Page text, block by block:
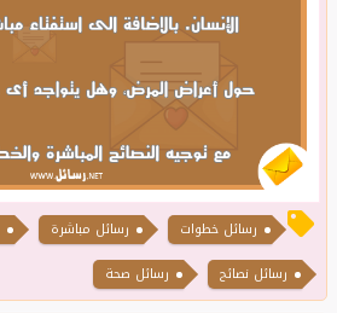
رسائل خطوات رسائل مباشرة
رسائل نصائح
رسائل صحة